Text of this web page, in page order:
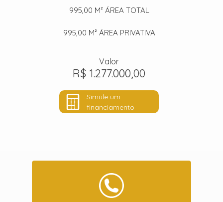
995,00 M² ÁREA TOTAL
995,00 M² ÁREA PRIVATIVA
Valor
R$ 1.277.000,00
Simule um
financiamento